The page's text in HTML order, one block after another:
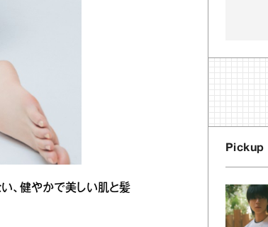
、健やかで美しい肌と髪
Pickup